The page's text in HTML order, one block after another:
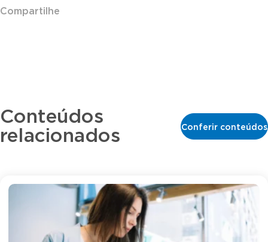
Compartilhe
Conteúdos
relacionados
Conferir conteúdos